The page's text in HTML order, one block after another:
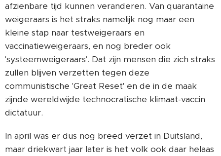
afzienbare tijd kunnen veranderen. Van quarantaine
weigeraars is het straks namelijk nog maar een
kleine stap naar testweigeraars en
vaccinatieweigeraars, en nog breder ook
'systeemweigeraars'. Dat zijn mensen die zich straks
zullen blijven verzetten tegen deze
communistische 'Great Reset' en de in de maak
zijnde wereldwijde technocratische klimaat-vaccin
dictatuur.
In april was er dus nog breed verzet in Duitsland,
maar driekwart jaar later is het volk ook daar helaas